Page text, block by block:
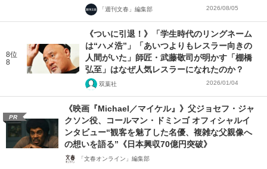
「週刊文春」編集部 2026/08/05
8位
8
《ついに引退！》「学生時代のリングネーム
は“ハメ浩”」「あいつよりもレスラー向きの
人間がいた」師匠・武藤敬司が明かす「棚橋
弘至」はなぜ人気レスラーになれたのか？
双葉社 2026/01/04
PR
《映画『Michael／マイケル』》父ジョセフ・ジャ
クソン役、コールマン・ドミンゴ オフィシャルイ
ンタビュー“観客を魅了した名優、複雑な父親像へ
の想いを語る”《日本興収70億円突破》
「文春オンライン」編集部